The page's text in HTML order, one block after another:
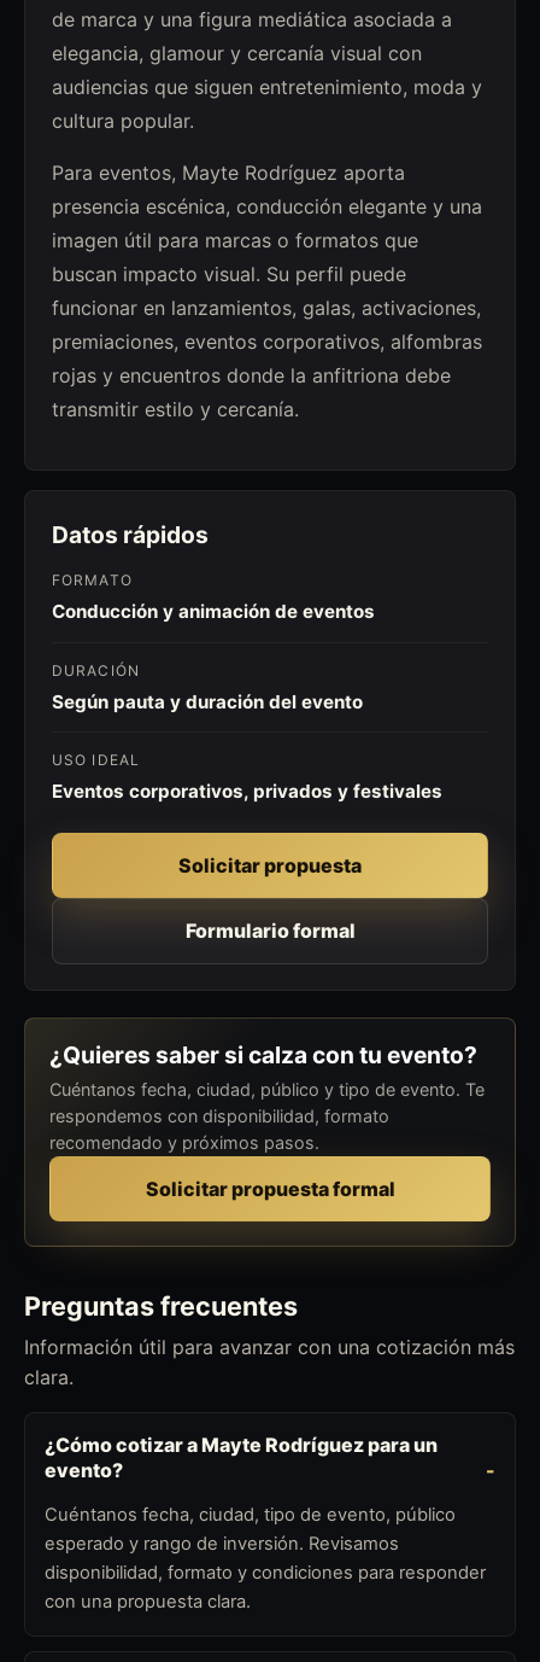
de marca y una figura mediática asociada a
elegancia, glamour y cercanía visual con
audiencias que siguen entretenimiento, moda y
cultura popular.
Para eventos, Mayte Rodríguez aporta
presencia escénica, conducción elegante y una
imagen útil para marcas o formatos que
buscan impacto visual. Su perfil puede
funcionar en lanzamientos, galas, activaciones,
premiaciones, eventos corporativos, alfombras
rojas y encuentros donde la anfitriona debe
transmitir estilo y cercanía.
Datos rápidos
FORMATO
Conducción y animación de eventos
DURACIÓN
Según pauta y duración del evento
USO IDEAL
Eventos corporativos, privados y festivales
Solicitar propuesta
Formulario formal
¿Quieres saber si calza con tu evento?
Cuéntanos fecha, ciudad, público y tipo de evento. Te
respondemos con disponibilidad, formato
recomendado y próximos pasos.
Solicitar propuesta formal
Preguntas frecuentes
Información útil para avanzar con una cotización más
clara.
¿Cómo cotizar a Mayte Rodríguez para un
evento?
Cuéntanos fecha, ciudad, tipo de evento, público
esperado y rango de inversión. Revisamos
disponibilidad, formato y condiciones para responder
con una propuesta clara.